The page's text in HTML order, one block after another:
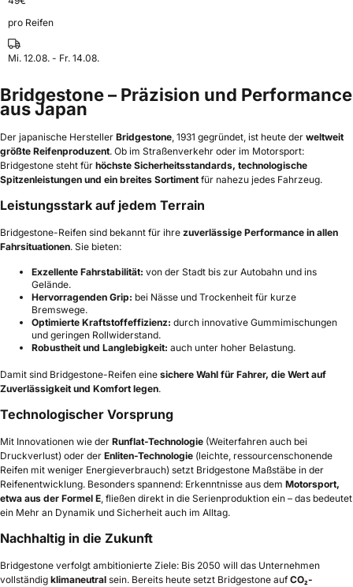
pro Reifen
Mi. 12.08. - Fr. 14.08.
Bridgestone – Präzision und Performance
aus Japan
Der japanische Hersteller Bridgestone, 1931 gegründet, ist heute der weltweit
größte Reifenproduzent. Ob im Straßenverkehr oder im Motorsport:
Bridgestone steht für höchste Sicherheitsstandards, technologische
Spitzenleistungen und ein breites Sortiment für nahezu jedes Fahrzeug.
Leistungsstark auf jedem Terrain
Bridgestone-Reifen sind bekannt für ihre zuverlässige Performance in allen
Fahrsituationen. Sie bieten:
Exzellente Fahrstabilität: von der Stadt bis zur Autobahn und ins
Gelände.
Hervorragenden Grip: bei Nässe und Trockenheit für kurze
Bremswege.
Optimierte Kraftstoffeffizienz: durch innovative Gummimischungen
und geringen Rollwiderstand.
Robustheit und Langlebigkeit: auch unter hoher Belastung.
Damit sind Bridgestone-Reifen eine sichere Wahl für Fahrer, die Wert auf
Zuverlässigkeit und Komfort legen.
Technologischer Vorsprung
Mit Innovationen wie der Runflat-Technologie (Weiterfahren auch bei
Druckverlust) oder der Enliten-Technologie (leichte, ressourcenschonende
Reifen mit weniger Energieverbrauch) setzt Bridgestone Maßstäbe in der
Reifenentwicklung. Besonders spannend: Erkenntnisse aus dem Motorsport,
etwa aus der Formel E, fließen direkt in die Serienproduktion ein – das bedeutet
ein Mehr an Dynamik und Sicherheit auch im Alltag.
Nachhaltig in die Zukunft
Bridgestone verfolgt ambitionierte Ziele: Bis 2050 will das Unternehmen
vollständig klimaneutral sein. Bereits heute setzt Bridgestone aufCO₂-